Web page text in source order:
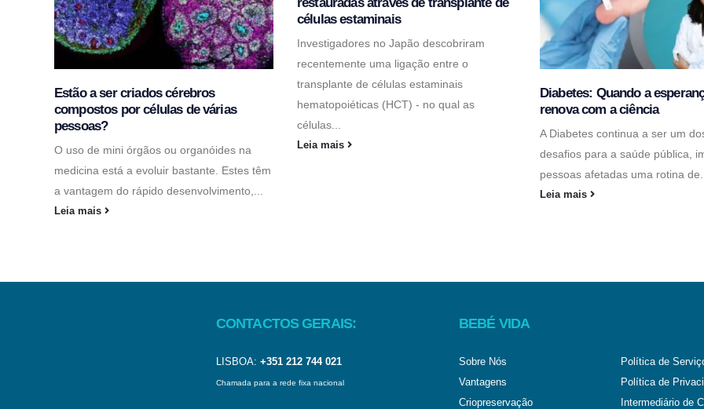
Estão a ser criados cérebros
compostos por células de várias
pessoas?
O uso de mini órgãos ou organóides na
medicina está a evoluir bastante. Estes têm
a vantagem do rápido desenvolvimento,...
Leia mais
células estaminais
Investigadores no Japão descobriram
recentemente uma ligação entre o
transplante de células estaminais
hematopoiéticas (HCT) - no qual as
células...
Leia mais
Diabetes: Quando a
renova com a ciência
A Diabetes continua a ser um
desafios para a saúde pública,
pessoas afetadas uma rotina de...
Leia mais
CONTACTOS GERAIS:
LISBOA: +351 212 744 021
Chamada para a rede fixa nacional
BEBÉ VIDA
Sobre Nós
Vantagens
Criopreservação
Política de
Política de
Intermediário de